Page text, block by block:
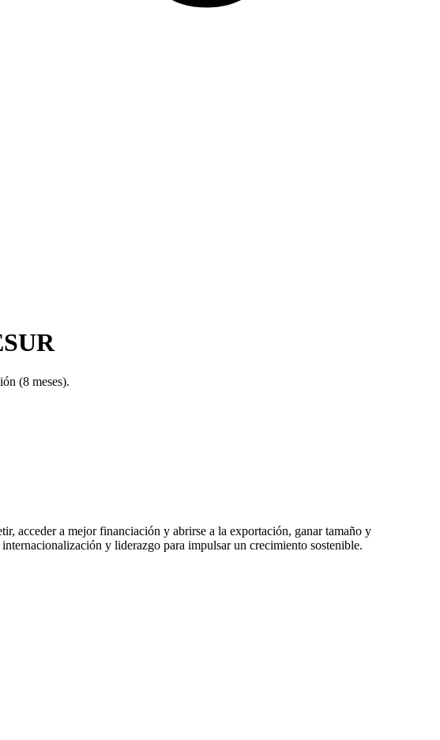
(8 meses).
acceder a mejor financiación y abrirse a la exportación, ganar tamaño y
y liderazgo para impulsar un crecimiento sostenible.